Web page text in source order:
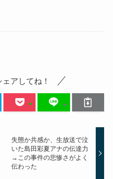
アしてね！
失態か共感か、生放送で泣
いた島田彩夏アナの伝達力
→この事件の悲惨さがよく
伝わった